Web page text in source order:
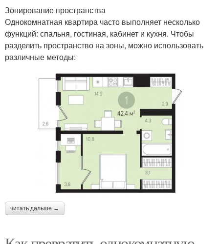
Зонирование пространства
Однокомнатная квартира часто выполняет несколько
функций: спальня, гостиная, кабинет и кухня. Чтобы
разделить пространство на зоны, можно использовать
различные методы:
читать дальше →